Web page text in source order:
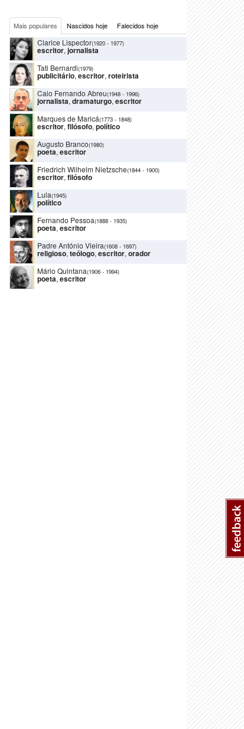
Mais populares Nascidos hoje Falecidos hoje
Clarice Lispector(1920 - 1977)
escritor, jornalista
Tati Bernardi(1979)
publicitário, escritor, roteirista
Caio Fernando Abreu(1948 - 1996)
jornalista, dramaturgo, escritor
Marques de Maricá(1773 - 1848)
escritor, filósofo, político
Augusto Branco(1980)
poeta, escritor
Friedrich Wilhelm Nietzsche(1844 - 1900)
escritor, filósofo
Lula(1945)
político
Fernando Pessoa(1888 - 1935)
poeta, escritor
Padre António Vieira(1608 - 1697)
religioso, teólogo, escritor, orador
Mário Quintana(1906 - 1994)
poeta, escritor